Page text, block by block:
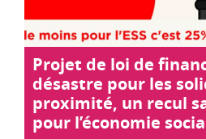
Projet de loi de
désastre pour les
proximité, un recul
pour l’économie